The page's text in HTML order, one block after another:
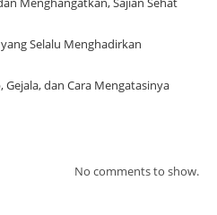
Selalu Menghadirkan
Gejala, dan Cara Mengatasinya
No comments to show.